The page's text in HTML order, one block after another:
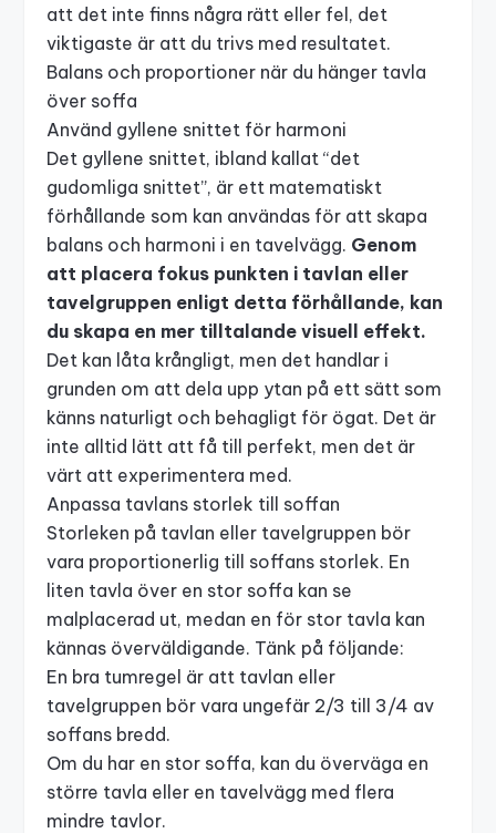
att det inte finns några rätt eller fel, det
viktigaste är att du trivs med resultatet.
Balans och proportioner när du hänger tavla
över soffa
Använd gyllene snittet för harmoni
Det gyllene snittet, ibland kallat “det
gudomliga snittet”, är ett matematiskt
förhållande som kan användas för att skapa
balans och harmoni i en tavelvägg. Genom
att placera fokus punkten i tavlan eller
tavelgruppen enligt detta förhållande, kan
du skapa en mer tilltalande visuell effekt.
Det kan låta krångligt, men det handlar i
grunden om att dela upp ytan på ett sätt som
känns naturligt och behagligt för ögat. Det är
inte alltid lätt att få till perfekt, men det är
värt att experimentera med.
Anpassa tavlans storlek till soffan
Storleken på tavlan eller tavelgruppen bör
vara proportionerlig till soffans storlek. En
liten tavla över en stor soffa kan se
malplacerad ut, medan en för stor tavla kan
kännas överväldigande. Tänk på följande:
En bra tumregel är att tavlan eller
tavelgruppen bör vara ungefär 2/3 till 3/4 av
soffans bredd.
Om du har en stor soffa, kan du överväga en
större tavla eller en tavelvägg med flera
mindre tavlor.